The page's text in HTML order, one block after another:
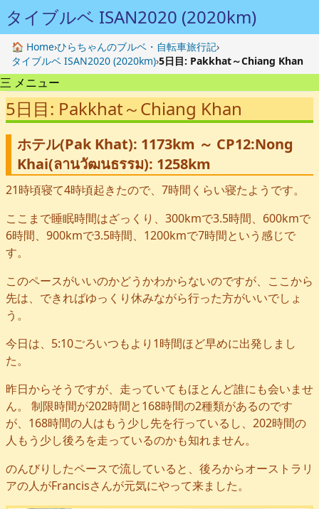
タイブルベ ISAN2020 (2020km)
🏠 Home›ひらちゃんのブルベ・自転車旅行記›
タイブルベ ISAN2020 (2020km)›5日目: Pakkhat～Chiang Khan
三 メニュー
5日目: Pakkhat～Chiang Khan
ホテル(Pak Khat): 1173km ～ CP12:Nong
Khai(ลานวัฒนธรรม): 1258km
21時頃寝て4時頃起きたので、7時間くらい寝たようです。
ここまで睡眠時間はざっくり、300kmで3.5時間、600kmで
6時間、900kmで3.5時間、1200kmで7時間という感じで
す。
このペースがいいのかどうかわからないのですが、ここから
先は、できればゆっくり休みながら行った方がいいでしょ
う。
今日は、5:10ごろいつもより1時間ほど早めに出発しまし
た。
昨日からそうですが、走っていてもほとんど誰にも会いませ
ん。 制限時間が202時間と168時間の2種類があるのです
が、168時間の人はもう少し先を行っているし、202時間の
人もう少し後ろを走っているのかも知れません。
のんびりしたペースで流していると、後ろからオーストラリ
アの人がFrancisさんが元気にやって来ました。